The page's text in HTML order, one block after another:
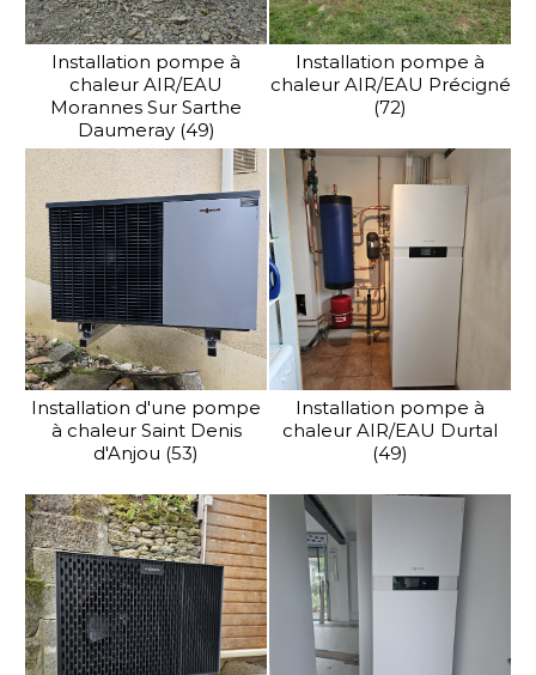
Installation pompe à
chaleur AIR/EAU
Morannes Sur Sarthe
Daumeray (49)
Installation pompe à
chaleur AIR/EAU Précigné
(72)
Installation d'une pompe
à chaleur Saint Denis
d'Anjou (53)
Installation pompe à
chaleur AIR/EAU Durtal
(49)